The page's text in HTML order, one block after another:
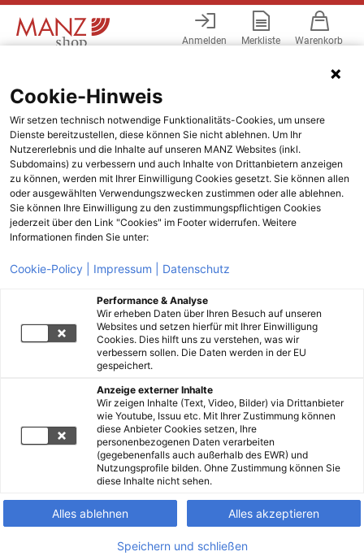
Anmelden Merkliste Warenkorb
Cookie-Hinweis
Wir setzen technisch notwendige Funktionalitäts-Cookies, um unsere
Dienste bereitzustellen, diese können Sie nicht ablehnen. Um Ihr
Nutzererlebnis und die Inhalte auf unseren MANZ Websites (inkl.
Subdomains) zu verbessern und auch Inhalte von Drittanbietern anzeigen
zu können, werden mit Ihrer Einwilligung Cookies gesetzt. Sie können allen
oder ausgewählten Verwendungszwecken zustimmen oder alle ablehnen.
Sie können Ihre Einwilligung zu den zustimmungspflichtigen Cookies
jederzeit über den Link "Cookies" im Footer widerrufen. Weitere
Informationen finden Sie unter:
Cookie-Policy | Impressum | Datenschutz
Performance & Analyse
Wir erheben Daten über Ihren Besuch auf unseren
Websites und setzen hierfür mit Ihrer Einwilligung
Cookies. Dies hilft uns zu verstehen, was wir
verbessern sollen. Die Daten werden in der EU
gespeichert.
Anzeige externer Inhalte
Wir zeigen Inhalte (Text, Video, Bilder) via Drittanbieter
wie Youtube, Issuu etc. Mit Ihrer Zustimmung können
diese Anbieter Cookies setzen, Ihre
personenbezogenen Daten verarbeiten
(gegebenenfalls auch außerhalb des EWR) und
Nutzungsprofile bilden. Ohne Zustimmung können Sie
diese Inhalte nicht sehen.
Alles ablehnen Alles akzeptieren
Speichern und schließen